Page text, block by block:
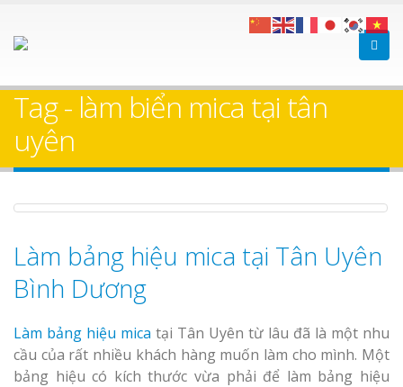
Tag - làm biển mica tại tân
uyên
Làm bảng hiệu mica tại Tân Uyên
Bình Dương
Làm bảng hiệu mica tại Tân Uyên từ lâu đã là một nhu
cầu của rất nhiều khách hàng muốn làm cho mình. Một
bảng hiệu có kích thước vừa phải để làm bảng hiệu
Bảng gỗ treo cửa
Làm Biển
Thuận An